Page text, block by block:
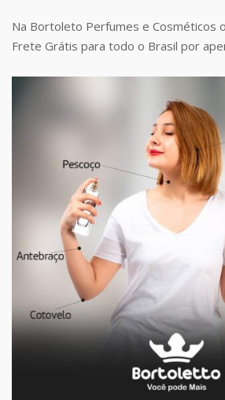
Na Bortoleto Perfumes e Cosméticos
Frete Grátis para todo o Brasil por